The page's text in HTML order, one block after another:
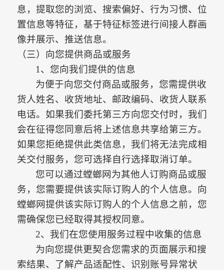
息，提取您的浏览、搜索偏好、行为习惯、位
置信息等特征，基于特征标签进行间接人群画
像并展示、推送信息。
（三）向您提供商品或服务
1、您向我们提供的信息
为便于向您交付商品或服务，您需提供收
货人姓名、收货地址、邮政编码、收货人联系
电话。如果我们委托第三方向您交付时，我们
会在征得您同意后将上述信息共享给第三方。
如果您拒绝提供此类信息，我们将无法完成相
关交付服务，您可选择自行选择取消订单。
您可以通过螳螂网为其他人订购商品或服
务，您需要提供该实际订购人的个人信息。 向
螳螂网提供该实际订购人的个人信息之前，您
需确保您已经取得其授权同意。
2、我们在您使用服务过程中收集的信息
为向您提供更契合您需求的页面展示和搜
索结果、了解产品适配性、识别账号异常状